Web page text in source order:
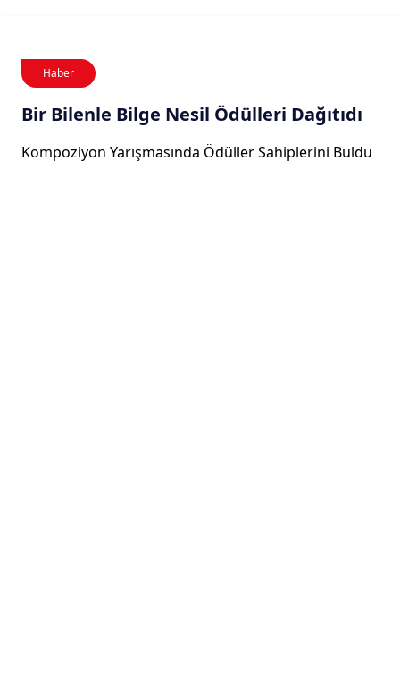
Haber
Bir Bilenle Bilge Nesil Ödülleri Dağıtıdı
Kompoziyon Yarışmasında Ödüller Sahiplerini Buldu